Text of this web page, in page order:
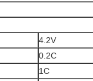
4.2V
0.2C
1C